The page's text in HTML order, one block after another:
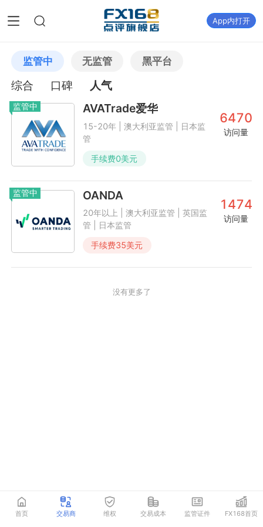
App内打开
监管中 无监管 黑平台
综合 口碑 人气
监管中 AVATrade爱华
15-20年 | 澳大利亚监管 | 日本监
管
6470
访问量
手续费0美元
监管中 OANDA
20年以上 | 澳大利亚监管 | 英国监
管 | 日本监管
1474
访问量
手续费35美元
没有更多了
首页 交易商 维权 交易成本 监管证件 FX168首页